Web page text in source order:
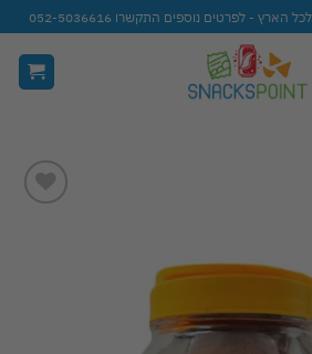
- לפרטים נוספים התקשרו 052-5036616